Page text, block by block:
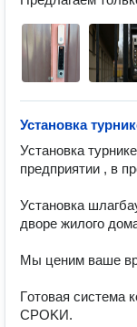
Установка
Установка
предприятии , в
Установка
дворе жилого
Mы ценим ваше
Гoтoвая cиcтемa
CРOKИ.